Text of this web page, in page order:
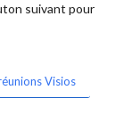
suivant pour
Visios